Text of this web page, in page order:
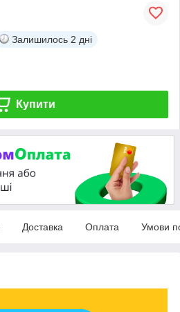
Залишилось 2 дні
Купити
Доставка Оплата Умови